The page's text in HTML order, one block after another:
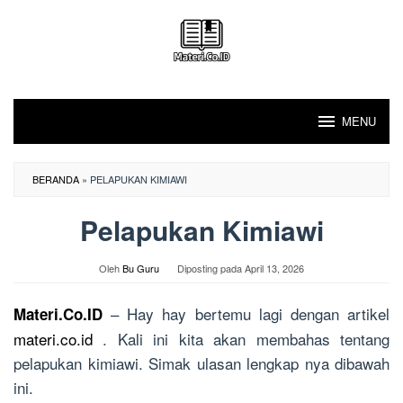
MENU
BERANDA » PELAPUKAN KIMIAWI
Pelapukan Kimiawi
OlehBu Guru Diposting padaApril 13, 2026
Materi.Co.ID – Hay hay bertemu lagi dengan artikel
materi.co.id . Kali ini kita akan membahas tentang
pelapukan kimiawi. Simak ulasan lengkap nya dibawah
ini.